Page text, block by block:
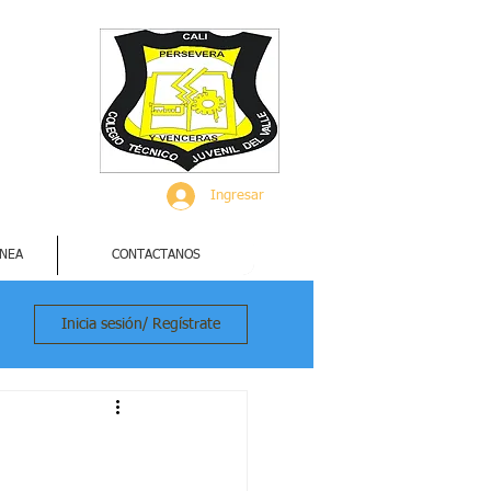
Ingresar
CONTACTANOS
Inicia sesión/ Regístrate